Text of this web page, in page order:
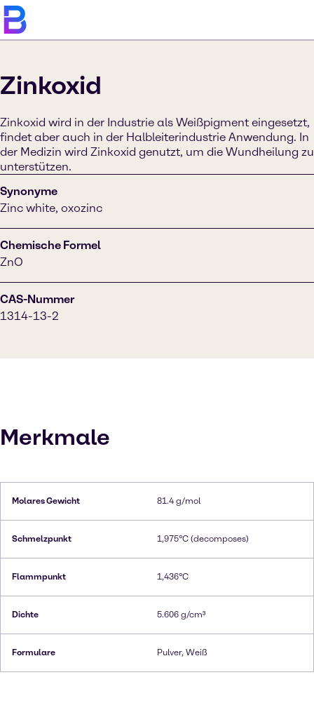
Zinkoxid
Zinkoxid wird in der Industrie als Weißpigment eingesetzt,
findet aber auch in der Halbleiterindustrie Anwendung. In
der Medizin wird Zinkoxid genutzt, um die Wundheilung zu
unterstützen.
Synonyme
Zinc white, oxozinc
Chemische Formel
ZnO
CAS-Nummer
1314-13-2
Merkmale
Molares Gewicht 81.4 g/mol
Schmelzpunkt 1,975°C (decomposes)
Flammpunkt 1,436°C
Dichte 5.606 g/cm³
Formulare Pulver, Weiß